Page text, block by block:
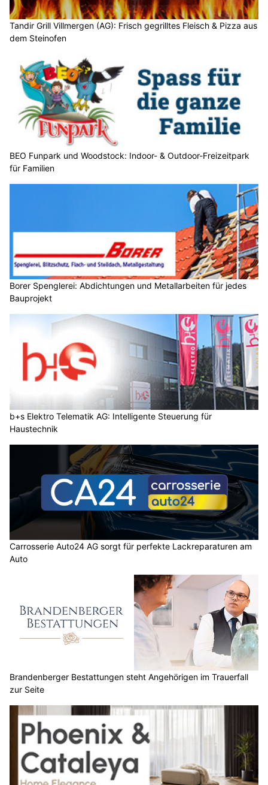
Tandir Grill Villmergen (AG): Frisch gegrilltes Fleisch & Pizza aus
dem Steinofen
BEO Funpark und Woodstock: Indoor- & Outdoor-Freizeitpark
für Familien
Borer Spenglerei: Abdichtungen und Metallarbeiten für jedes
Bauprojekt
b+s Elektro Telematik AG: Intelligente Steuerung für
Haustechnik
Carrosserie Auto24 AG sorgt für perfekte Lackreparaturen am
Auto
Brandenberger Bestattungen steht Angehörigen im Trauerfall
zur Seite